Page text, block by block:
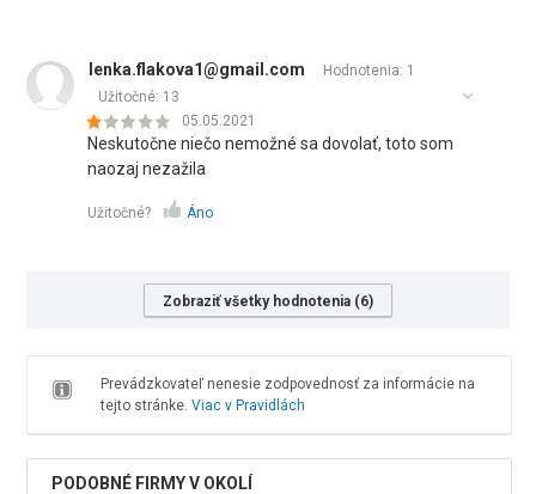
lenka.flakova1@gmail.com
Hodnotenia: 1
Užitočné: 13
05.05.2021
Neskutočne niečo nemožné sa dovolať, toto som
naozaj nezažila
Užitočné? Áno
Zobraziť všetky hodnotenia (6)
Prevádzkovateľ nenesie zodpovednosť za informácie na
tejto stránke. Viac v Pravidlách
PODOBNÉ FIRMY V OKOLÍ